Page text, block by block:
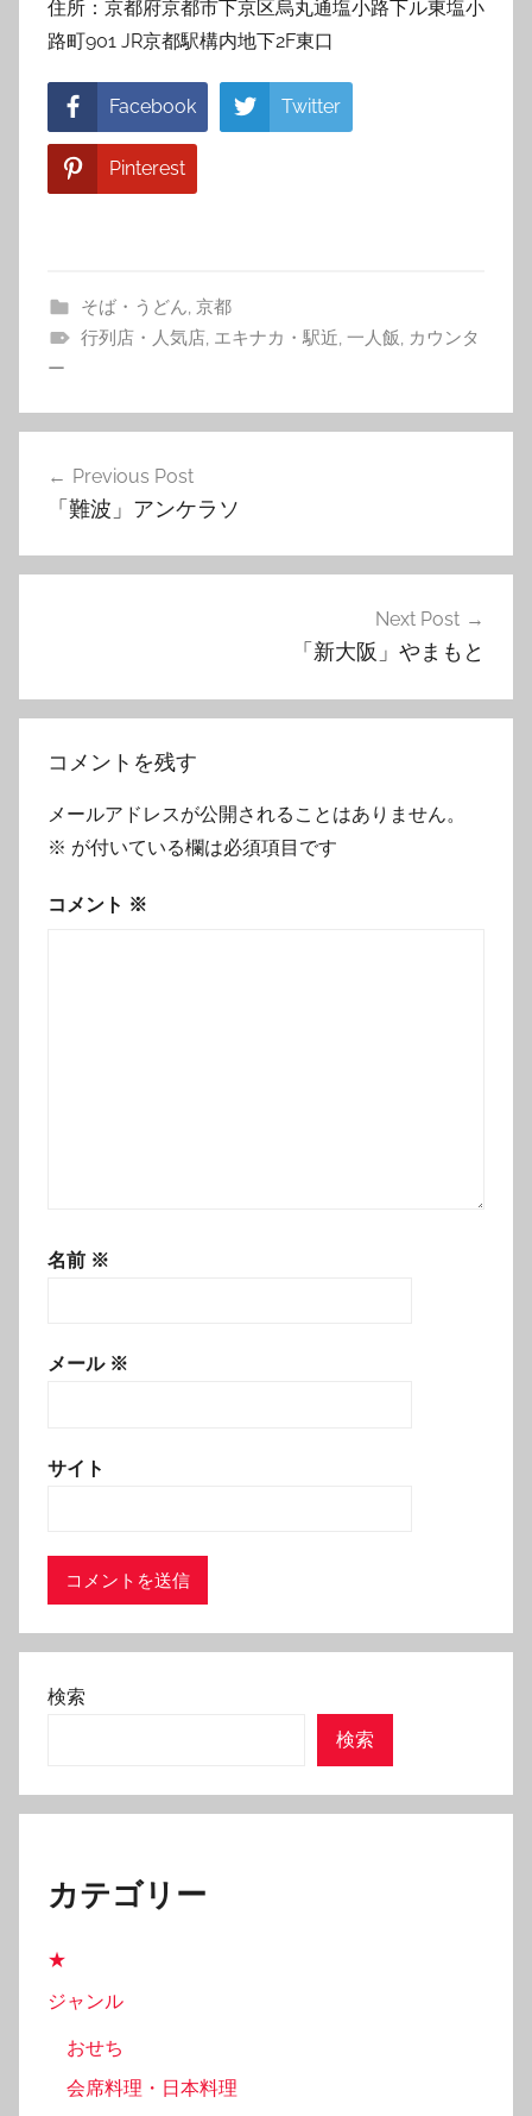
住所：京都府京都市下京区烏丸通塩小路下ル東塩小
路町901 JR京都駅構内地下2F東口
Facebook Twitter
Pinterest
そば・うどん 京都
行列店・人気店, エキナカ・駅近 一人飯
カウンタ
ー
ビ
シ
Previous Post
「難波」アンケラソ
Next Post
「新大阪」やまもと
コメントを残す
メールアドレスが公開されることはありません。
※ が付いている欄は必須項目です
コメント ※
名前 ※
メール ※
サイト
検索
検索
カテゴリー
★
ジャンル
おせち
会席料理・日本料理